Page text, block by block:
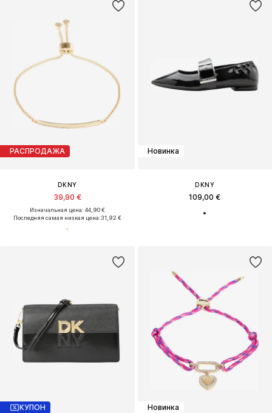
РАСПРОДАЖА
DKNY
39,90 €
Изначальная цена: 44,90 €
Последняя самая низкая цена:31,92 €
Новинка
DKNY
109,00 €
КУПОН Новинка